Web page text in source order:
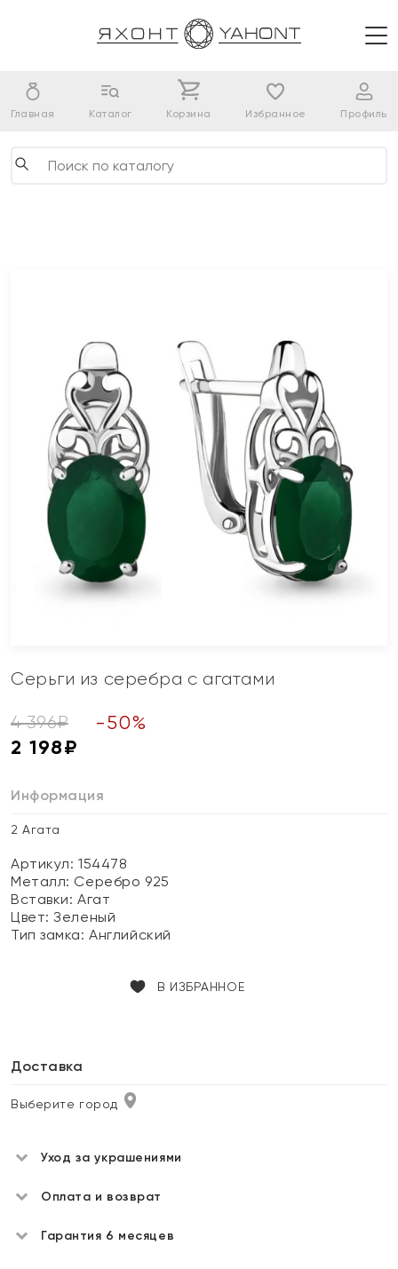
Главная Каталог Корзина Избранное Профиль
Серьги из серебра с агатами
4 396₽ -50%
2 198₽
Информация
2 Агата
Артикул: 154478
Металл: Серебро 925
Вставки:Агат
Цвет:Зеленый
Тип замка:Английский
В ИЗБРАННОЕ
Доставка
Выберите город
Уход за украшениями
Оплата и возврат
Гарантия 6 месяцев